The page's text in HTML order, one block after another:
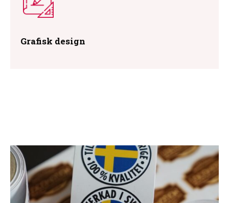
Grafisk design